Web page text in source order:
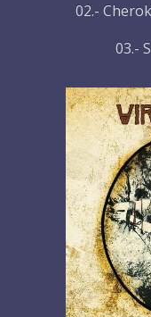
02.-
03.-